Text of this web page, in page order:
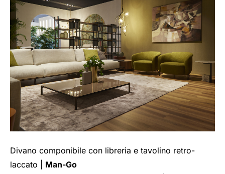
Divano componibile con libreria e tavolino retro-
laccato | Man-Go